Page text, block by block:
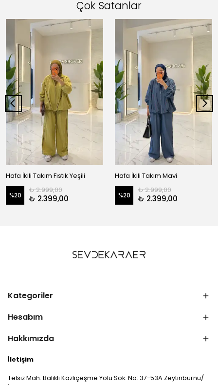
Çok Satanlar
Hafa İkili Takım Fıstık Yeşili
%20
₺ 2.999,00
₺ 2.399,00
Hafa İkili Takım Mavi
%20
₺ 2.999,00
₺ 2.399,00
Kategoriler
Hesabım
Hakkımızda
İletişim
Telsiz Mah. Balıklı Kazlıçeşme Yolu Sok. No: 37-53A Zeytinburnu/